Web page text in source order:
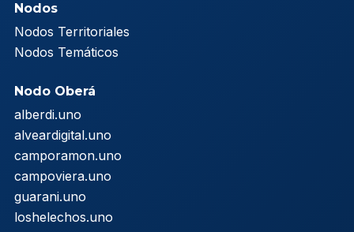
Nodos
Nodos Territoriales
Nodos Temáticos
Nodo Oberá
alberdi.uno
alveardigital.uno
camporamon.uno
campoviera.uno
guarani.uno
loshelechos.uno